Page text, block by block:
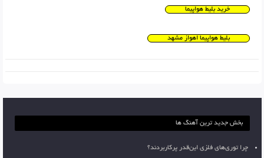
خرید بلیط هواپیما
بلیط هواپیما اهواز مشهد
بخش جدید ترین آهنگ ها
چرا توری‌های فلزی این‌قدر پرکاربردند؟